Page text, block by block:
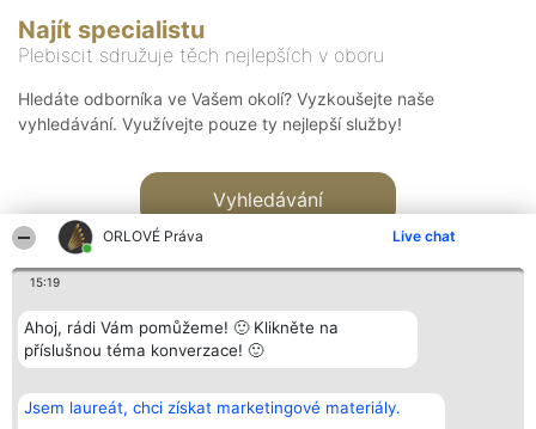
ORLOVÉ Práva Live chat
15:19
Ahoj, rádi Vám pomůžeme! 🙂 Klikněte na
příslušnou téma konverzace! 🙂
Jsem laureát, chci získat marketingové materiály.
Najít specialistu
Plebiscit sdružuje těch nejlepších v oboru
Hledáte odborníka ve Vašem okolí? Vyzkoušejte naše
vyhledávání. Využívejte pouze ty nejlepší služby!
Vyhledávání
Bright Side Solutions sp. z o.
o. sp. k.
Vítězové
Seznam všech
Kontakt